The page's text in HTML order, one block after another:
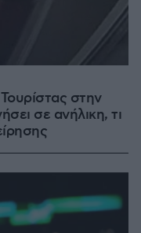
στην
σε ανήλικη, τι